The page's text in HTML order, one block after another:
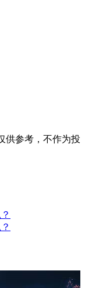
供参考，不作为投